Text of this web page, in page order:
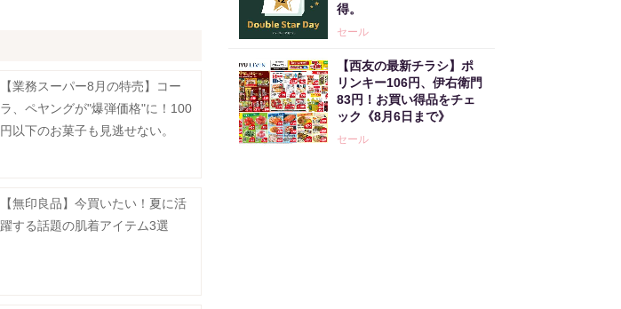
【業務スーパー8月の特売】コー
ラ、ペヤングが"爆弾価格"に！100
円以下のお菓子も見逃せない。
【無印良品】今買いたい！夏に活
躍する話題の肌着アイテム3選
得。
セール
【西友の最新チラシ】ポ
リンキー106円、伊右衛門
83円！お買い得品をチェ
ック《8月6日まで》
セール